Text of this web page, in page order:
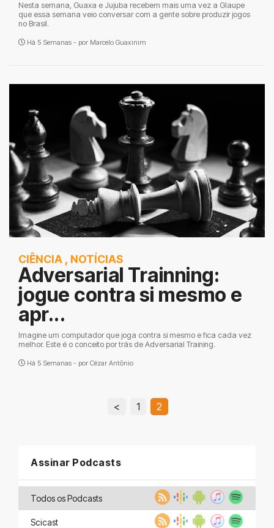
Nesta semana, Guaxa e Jujuba recebem mais uma vez a Glaupe
que essa semana veio conversar com a gente sobre produzir jogos
no Brasil.
Há 5 Semanas - por Marcelo Guaxinim
CIÊNCIA , NOTÍCIAS
Adversarial Trainning:
jogue contra si mesmo e
apr...
Imagine um computador que joga contra si mesmo e fica cada vez
melhor. Este é o conceito por trás de Adversarial Training.
Há 5 Semanas - por Cézar Antônio
< 1 2
Assinar Podcasts
Todos os Podcasts
Scicast